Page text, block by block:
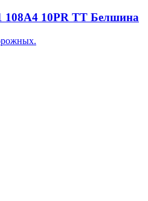
108A4 10PR TT Белшина